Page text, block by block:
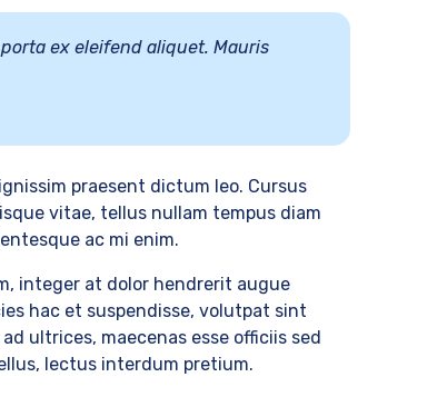
ex eleifend aliquet. Mauris
praesent dictum leo. Cursus
vitae, tellus nullam tempus diam
ac mi enim.
integer at dolor hendrerit augue
hac et suspendisse, volutpat sint
ultrices, maecenas esse officiis sed
lectus interdum pretium.